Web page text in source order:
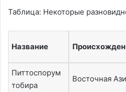
Таблица: Некоторые
Название
Питтоспорум
тобира
Восточная